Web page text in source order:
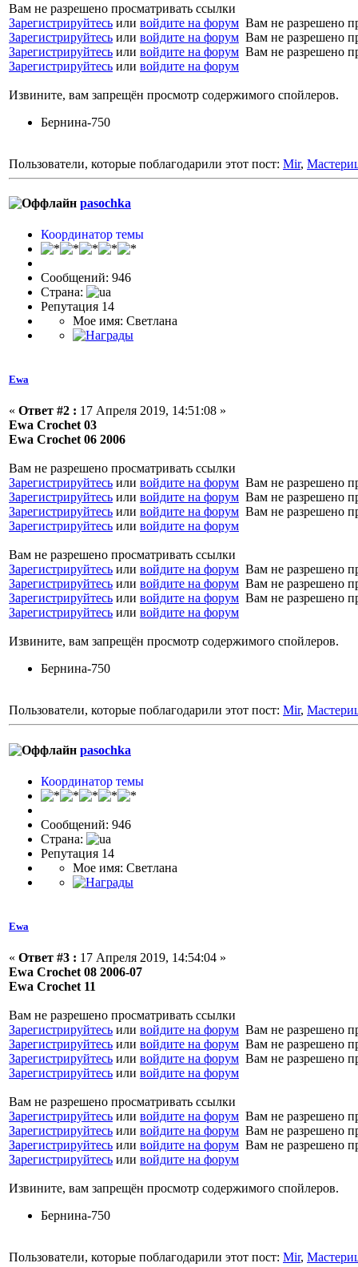
Вам не разрешено просматривать ссылки
Зарегистрируйтесь или войдите на форум Вам не разрешено
Зарегистрируйтесь или войдите на форум Вам не разрешено
Зарегистрируйтесь или войдите на форум Вам не разрешено
Зарегистрируйтесь или войдите на форум
Извините, вам запрещён просмотр содержимого спойлеров.
Бернина-750
Пользователи, которые поблагодарили этот пост: Mir,
pasochka
Координатор темы
Сообщений: 946
Страна:
Репутация 14
Мое имя: Светлана
Ewa
« Ответ #2 : 17 Апреля 2019, 14:51:08 »
Ewa Crochet 03
Ewa Crochet 06 2006
Вам не разрешено просматривать ссылки
Зарегистрируйтесь или войдите на форум Вам не разрешено
Зарегистрируйтесь или войдите на форум Вам не разрешено
Зарегистрируйтесь или войдите на форум Вам не разрешено
Зарегистрируйтесь или войдите на форум
Вам не разрешено просматривать ссылки
Зарегистрируйтесь или войдите на форум Вам не разрешено
Зарегистрируйтесь или войдите на форум Вам не разрешено
Зарегистрируйтесь или войдите на форум Вам не разрешено
Зарегистрируйтесь или войдите на форум
Извините, вам запрещён просмотр содержимого спойлеров.
Бернина-750
Пользователи, которые поблагодарили этот пост: Mir,
pasochka
Координатор темы
Сообщений: 946
Страна:
Репутация 14
Мое имя: Светлана
Ewa
« Ответ #3 : 17 Апреля 2019, 14:54:04 »
Ewa Crochet 08 2006-07
Ewa Crochet 11
Вам не разрешено просматривать ссылки
Зарегистрируйтесь или войдите на форум Вам не разрешено
Зарегистрируйтесь или войдите на форум Вам не разрешено
Зарегистрируйтесь или войдите на форум Вам не разрешено
Зарегистрируйтесь или войдите на форум
Вам не разрешено просматривать ссылки
Зарегистрируйтесь или войдите на форум Вам не разрешено
Зарегистрируйтесь или войдите на форум Вам не разрешено
Зарегистрируйтесь или войдите на форум Вам не разрешено
Зарегистрируйтесь или войдите на форум
Извините, вам запрещён просмотр содержимого спойлеров.
Бернина-750
Пользователи, которые поблагодарили этот пост: Mir,